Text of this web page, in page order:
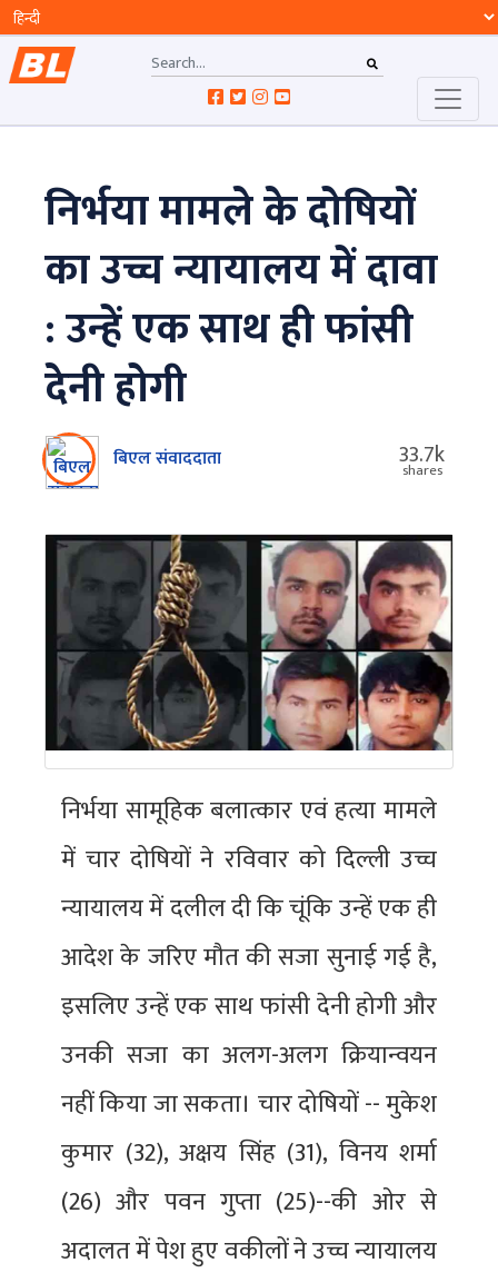
निर्भया मामले के दोषियों
का उच्च न्यायालय में दावा
: उन्हें एक साथ ही फांसी
देनी होगी
बिएल संवाददाता 33.7k
shares
निर्भया सामूहिक बलात्कार एवं हत्या मामले
में चार दोषियों ने रविवार को दिल्ली उच्च
न्यायालय में दलील दी कि चूंकि उन्हें एक ही
आदेश के जरिए मौत की सजा सुनाई गई है,
इसलिए उन्हें एक साथ फांसी देनी होगी और
उनकी सजा का अलग-अलग क्रियान्वयन
नहीं किया जा सकता। चार दोषियों -- मुकेश
कुमार (32), अक्षय सिंह (31), विनय शर्मा
(26) और पवन गुप्ता (25)--की ओर से
अदालत में पेश हुए वकीलों ने उच्च न्यायालय